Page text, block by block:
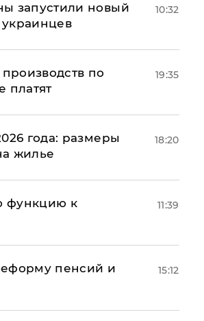
запустили новый
10:32
по
платят
19:35
года: размеры
жилье
18:20
функцию к
11:39
пенсий и
15:12